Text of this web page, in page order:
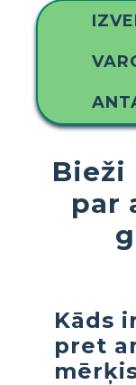
Bieži
par
Kāds
pret